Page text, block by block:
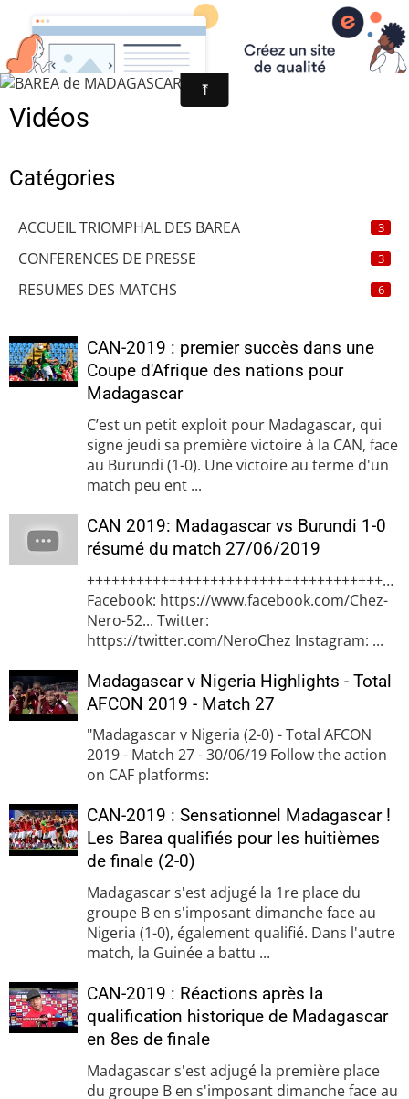
BAREA de MADAGASCAR
Vidéos
Catégories
ACCUEIL TRIOMPHAL DES BAREA 3
CONFERENCES DE PRESSE 3
RESUMES DES MATCHS 6
CAN-2019 : premier succès dans une
Coupe d'Afrique des nations pour
Madagascar
C’est un petit exploit pour Madagascar, qui
signe jeudi sa première victoire à la CAN, face
au Burundi (1-0). Une victoire au terme d'un
match peu ent ...
CAN 2019: Madagascar vs Burundi 1-0
résumé du match 27/06/2019
Facebook: https://www.facebook.com/Chez-
Nero-52... Twitter:
https://twitter.com/NeroChez Instagram: ...
Madagascar v Nigeria Highlights - Total
AFCON 2019 - Match 27
"Madagascar v Nigeria (2-0) - Total AFCON
2019 - Match 27 - 30/06/19 Follow the action
on CAF platforms:
CAN-2019 : Sensationnel Madagascar !
Les Barea qualifiés pour les huitièmes
de finale (2-0)
Madagascar s'est adjugé la 1re place du
groupe B en s'imposant dimanche face au
Nigeria (1-0), également qualifié. Dans l'autre
match, la Guinée a battu ...
CAN-2019 : Réactions après la
qualification historique de Madagascar
en 8es de finale
Madagascar s'est adjugé la première place
du groupe B en s'imposant dimanche face au